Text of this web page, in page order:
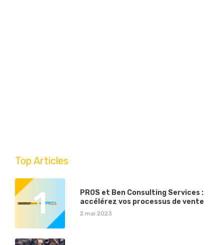
Top Articles
1
PROS et Ben Consulting Services :
accélérez vos processus de vente
2 mai 2023